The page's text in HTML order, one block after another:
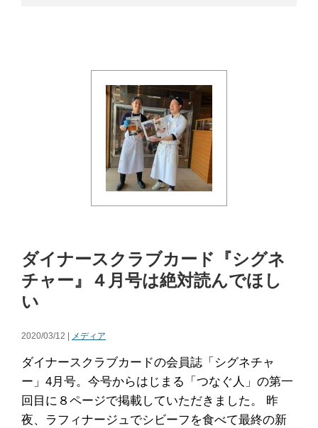
ダイナースクラブカード『シグネ
チャー』４月号は絶対読んでほし
い
2020/03/12 | メディア
ダイナースクラブカードの会員誌「シグネチャ
ー」4月号。今号からはじまる「つなぐ人」の第一
回目に８ページで掲載していただきました。 昨
夜、ラフィナージュでシビーフを食べて最終の新